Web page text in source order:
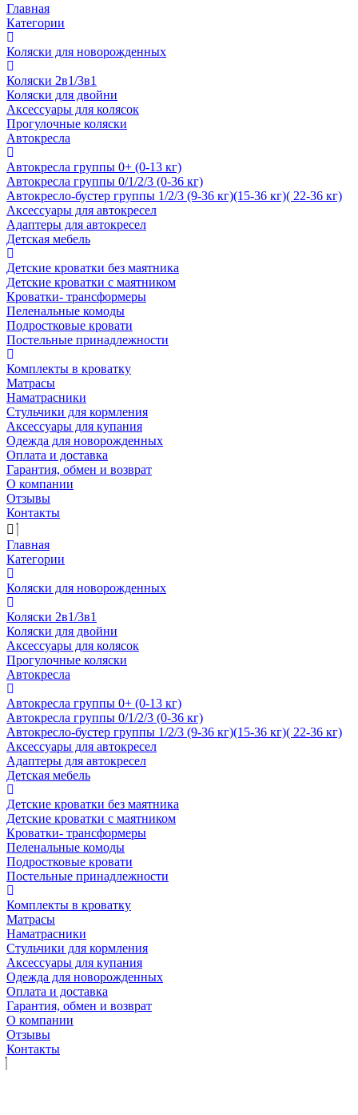
Главная
Категории
Коляски для новорожденных
Коляски 2в1/3в1
Коляски для двойни
Аксессуары для колясок
Прогулочные коляски
Автокресла
Автокресла группы 0+ (0-13 кг)
Автокресла группы 0/1/2/3 (0-36 кг)
Автокресло-бустер группы 1/2/3 (9-36 кг)(15-36 кг)( 22-36 кг)
Аксессуары для автокресел
Адаптеры для автокресел
Детская мебель
Детские кроватки без маятника
Детские кроватки с маятником
Кроватки- трансформеры
Пеленальные комоды
Подростковые кровати
Постельные принадлежности
Комплекты в кроватку
Матрасы
Наматрасники
Стульчики для кормления
Аксессуары для купания
Одежда для новорожденных
Оплата и доставка
Гарантия, обмен и возврат
О компании
Отзывы
Контакты
Главная
Категории
Коляски для новорожденных
Коляски 2в1/3в1
Коляски для двойни
Аксессуары для колясок
Прогулочные коляски
Автокресла
Автокресла группы 0+ (0-13 кг)
Автокресла группы 0/1/2/3 (0-36 кг)
Автокресло-бустер группы 1/2/3 (9-36 кг)(15-36 кг)( 22-36 кг)
Аксессуары для автокресел
Адаптеры для автокресел
Детская мебель
Детские кроватки без маятника
Детские кроватки с маятником
Кроватки- трансформеры
Пеленальные комоды
Подростковые кровати
Постельные принадлежности
Комплекты в кроватку
Матрасы
Наматрасники
Стульчики для кормления
Аксессуары для купания
Одежда для новорожденных
Оплата и доставка
Гарантия, обмен и возврат
О компании
Отзывы
Контакты